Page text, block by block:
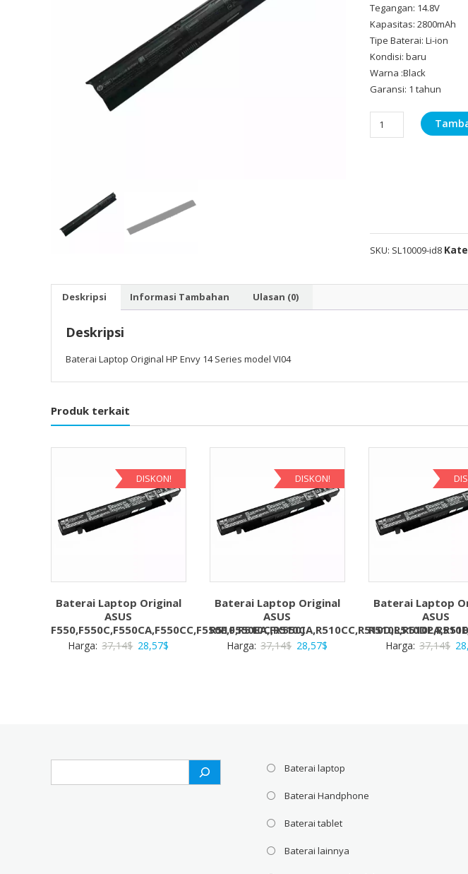
Tegangan: 14.8V
Kapasitas: 2800mAh
Tipe Baterai: Li-ion
Kondisi: baru
Warna :Black
Garansi: 1 tahun
Baterai
Series
model
SKU: SL10009-id8
Deskripsi Informasi Tambahan Ulasan (0)
Deskripsi
Baterai Laptop Original HP Envy 14 Series model VI04
Produk terkait
DISKON!
Baterai Laptop Original
ASUS
F550,F550C,F550CA,F550CC,F550E,F550EA,FX550J
Harga: 37,14$ Harga
28,57$
DISKON!
Baterai Laptop Original
ASUS
Harga: 37,14$ Harga
28,57$
Baterai Laptop
ASUS
Harga: 37,14$
Baterai laptop
Baterai Handphone
Baterai tablet
Baterai lainnya